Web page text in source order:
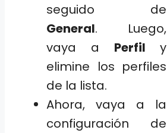
seguido de
General. Luego,
vaya a Perfily
elimine los perfiles
de la lista.
Ahora, vaya a la
configuración de